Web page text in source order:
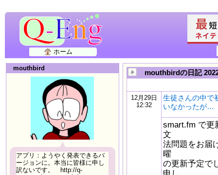
ホーム
mouthbird
アプリ：ようやく発表できるバ
ージョンに。本当に皆様に申し
訳ないです。 http://q-
mouthbirdの日記
12月29日
12:32
生徒さんの中で
いなかったが…
smart.fm で更
文
法問題をお届
曜
の更新予定で
申し